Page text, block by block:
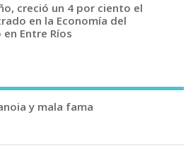
creció un 4 por ciento el
en la Economía del
Entre Ríos
y mala fama